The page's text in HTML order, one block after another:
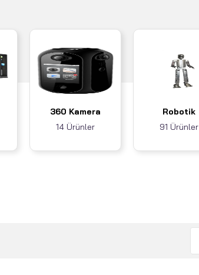
360 Kamera
14 Ürünler
Robotik
91 Ürünler